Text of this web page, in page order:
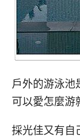
戶外的游泳池
可以愛怎麼游
採光佳又有自